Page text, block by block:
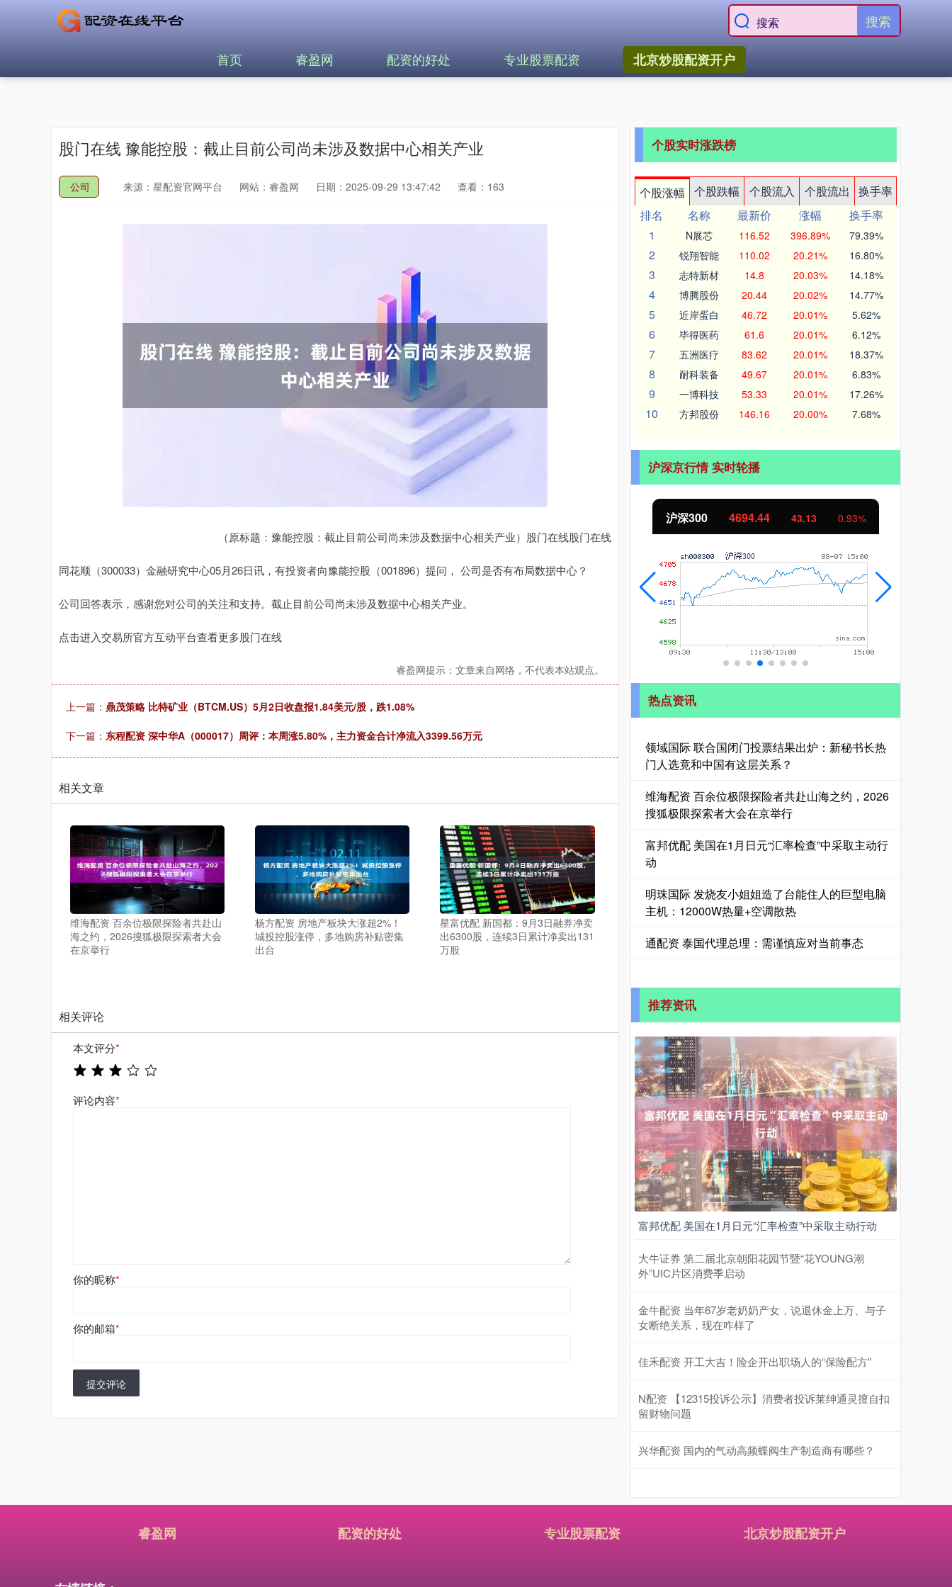
搜索
首页 睿盈网 配资的好处 专业股票配资 北京炒股配资开户
股门在线 豫能控股：截止目前公司尚未涉及数据中心相关产业
公司 来源：星配资官网平台 网站：睿盈网 日期：2025-09-29 13:47:42 查看：163
（原标题：豫能控股：截止目前公司尚未涉及数据中心相关产业）股门在线股门在线
同花顺（300033）金融研究中心05月26日讯，有投资者向豫能控股（001896）提问， 公司是否有布局数据中心？
公司回答表示，感谢您对公司的关注和支持。截止目前公司尚未涉及数据中心相关产业。
点击进入交易所官方互动平台查看更多股门在线
睿盈网提示：文章来自网络，不代表本站观点。
上一篇： 鼎茂策略 比特矿业（BTCM.US）5月2日收盘报1.84美元/股，跌1.08%
下一篇： 东程配资 深中华A（000017）周评：本周涨5.80%，主力资金合计净流入3399.56万元
相关文章
维海配资 百余位极限探险者共赴山
海之约，2026搜狐极限探索者大会
在京举行
杨方配资 房地产板块大涨超2%！
城投控股涨停，多地购房补贴密集
出台
星富优配 新国都：9月3日融券净卖
出6300股，连续3日累计净卖出131
万股
相关评论
本文评分*
评论内容*
你的昵称*
你的邮箱*
提交评论
个股实时涨跌榜
个股涨幅 个股跌幅 个股流入 个股流出
换手率
排名
名称 最新价 涨幅
换手率
1
N展芯 116.52 396.89% 79.39%
2 锐翔智能 110.02 20.21% 16.80%
3 志特新材 14.8 20.03% 14.18%
4 博腾股份 20.44 20.02% 14.77%
5 近岸蛋白 46.72 20.01% 5.62%
6 毕得医药 61.6 20.01% 6.12%
7 五洲医疗 83.62 20.01% 18.37%
8 耐科装备 49.67 20.01% 6.83%
9 一博科技 53.33 20.01% 17.26%
10 方邦股份 146.16 20.00% 7.68%
沪深京行情 实时轮播
北证50 1134.24 11.37 1.01%
热点资讯
领域国际 联合国闭门投票结果出炉：新秘书长热
门人选竟和中国有这层关系？
维海配资 百余位极限探险者共赴山海之约，2026
搜狐极限探索者大会在京举行
富邦优配 美国在1月日元“汇率检查”中采取主动行
动
明珠国际 发烧友小姐姐造了台能住人的巨型电脑
主机：12000W热量+空调散热
通配资 泰国代理总理：需谨慎应对当前事态
推荐资讯
富邦优配 美国在1月日元“汇率检查”中采取主动行动
大牛证券 第二届北京朝阳花园节暨“花YOUNG潮
外”UIC片区消费季启动
金牛配资 当年67岁老奶奶产女，说退休金上万、与子
女断绝关系，现在咋样了
佳禾配资 开工大吉！险企开出职场人的“保险配方”
N配资 【12315投诉公示】消费者投诉莱绅通灵擅自扣
留财物问题
兴华配资 国内的气动高频蝶阀生产制造商有哪些？
睿盈网 配资的好处 专业股票配资 北京炒股配资开户